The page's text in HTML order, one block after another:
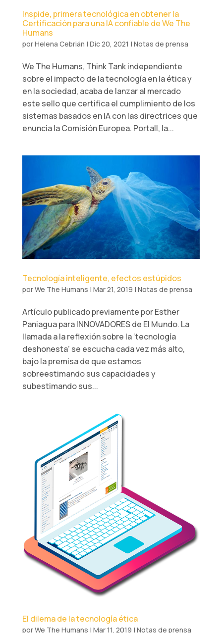
Inspide, primera tecnológica en obtener la
Certificación para una IA confiable de We The
Humans
porHelena Cebrián | Dic 20, 2021 | Notas de prensa
We The Humans, Think Tank independiente
sobre el impacto de la tecnología en la ética y
en la sociedad, acaba de lanzar al mercado
este sello que certifica el cumplimiento de los
sistemas basados en IA con las directrices que
enuncia la Comisión Europea. Portall, la...
Tecnología inteligente, efectos estúpidos
porWe The Humans | Mar 21, 2019 | Notas de prensa
Artículo publicado previamente por Esther
Paniagua para INNOVADORES de El Mundo. La
llamada a la reflexión sobre la ‘tecnología
deshonesta’ se escucha cada vez más alto,
bajo la premisa de que estamos
sobreestimando sus capacidades y
subestimando sus...
El dilema de la tecnología ética
porWe The Humans | Mar 11, 2019 | Notas de prensa